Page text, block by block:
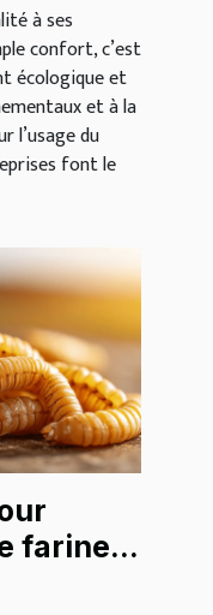
à ses
confort, c’est
écologique et
et à la
l’usage du
font le
farine